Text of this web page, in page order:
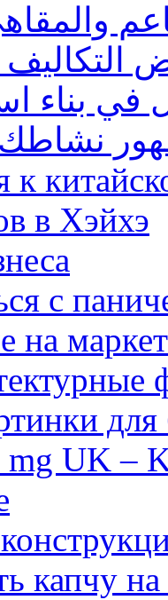
بناء
к
в Хэйхэ
с
на
UK –
капчу